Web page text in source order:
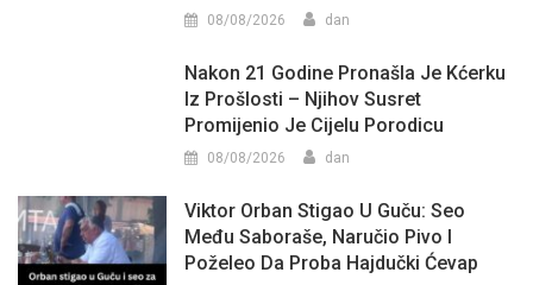
08/08/2026 dan
Nakon 21 Godine Pronašla Je Kćerku
Iz Prošlosti – Njihov Susret
Promijenio Je Cijelu Porodicu
08/08/2026 dan
Viktor Orban Stigao U Guču: Seo
Među Saboraše, Naručio Pivo I
Poželeo Da Proba Hajdučki Ćevap